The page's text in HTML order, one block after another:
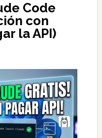
Code
con
la API)